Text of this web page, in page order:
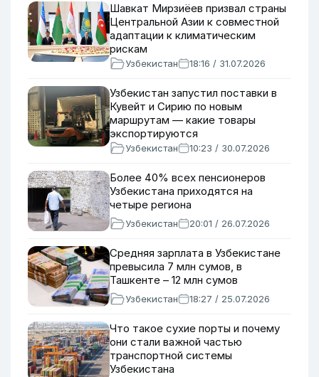
Шавкат Мирзиёев призвал страны
Центральной Азии к совместной
адаптации к климатическим
рискам
Узбекистан 18:16 / 31.07.2026
Узбекистан запустил поставки в
Кувейт и Сирию по новым
маршрутам — какие товары
экспортируются
Узбекистан 10:23 / 30.07.2026
Более 40% всех пенсионеров
Узбекистана приходятся на
четыре региона
Узбекистан 20:01 / 26.07.2026
Средняя зарплата в Узбекистане
превысила 7 млн сумов, в
Ташкенте – 12 млн сумов
Узбекистан 18:27 / 25.07.2026
Что такое сухие порты и почему
они стали важной частью
транспортной системы
Узбекистана